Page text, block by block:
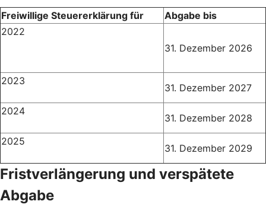
Freiwillige Steuererklärung für
Abgabe bis
2022
31. Dezember 2026
2023
31. Dezember 2027
2024
31. Dezember 2028
2025
31. Dezember 2029
Fristverlängerung und verspätete
Abgabe